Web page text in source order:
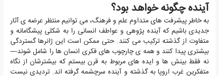
آینده چگونه خواهد بود؟
به خاطر پیشرفت های متداوم علم و فرهنگ، می توانیم منتظر عرضه ی آثار
جدیدی باشیم که آینده پژوهی و عواطف انسانی را به شکلی پیشگامانه و
متفاوت از گذشته ترکیب می کنند. حتی ممکن است این ژانرها گستردگی
بیشتری پیدا کنند و همه ی چارچوب های فکری انسان ها را شامل شوند—
نه فقط بینش ها و ایده های مربوط به قرن بیستم که بیشترشان از نگاه
متفکرین غرب اروپا به گذشته و آینده سرچشمه گرفته اند. تردیدی نیست